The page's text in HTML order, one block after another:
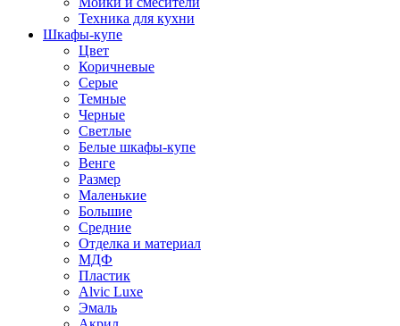
Техника для кухни
Шкафы-купе
Цвет
Коричневые
Серые
Темные
Черные
Светлые
Белые шкафы-купе
Венге
Размер
Маленькие
Большие
Средние
Отделка и материал
МДФ
Пластик
Alvic Luxe
Эмаль